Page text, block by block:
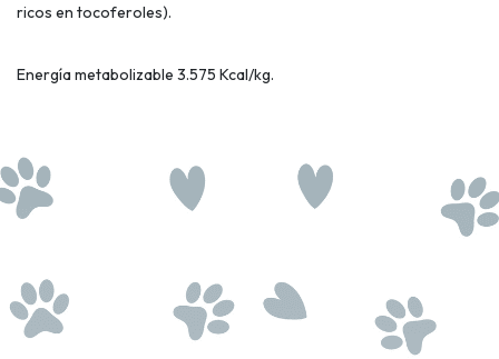
ricos en tocoferoles).
Energía metabolizable 3.575 Kcal/kg.